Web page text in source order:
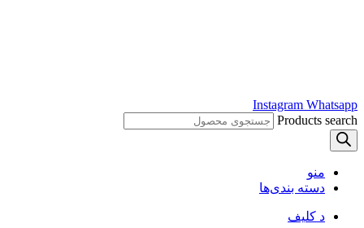
Instagram Whatsapp
Products search
منو
دسته بندی‌ها
د کلیف